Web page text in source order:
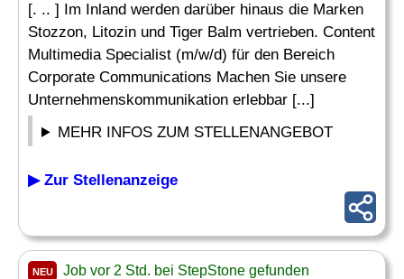
[. .. ] Im Inland werden darüber hinaus die Marken
Stozzon, Litozin und Tiger Balm vertrieben. Content
Multimedia Specialist (m/w/d) für den Bereich
Corporate Communications Machen Sie unsere
Unternehmenskommunikation erlebbar [...]
MEHR INFOS ZUM STELLENANGEBOT
▶ Zur Stellenanzeige
NEU Job vor 2 Std. bei StepStone gefunden